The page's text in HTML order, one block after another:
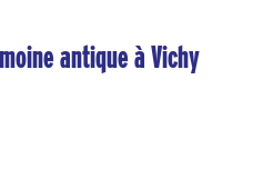
antique à Vichy